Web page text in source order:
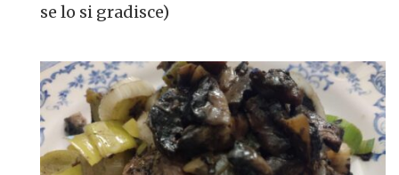
se lo si gradisce)